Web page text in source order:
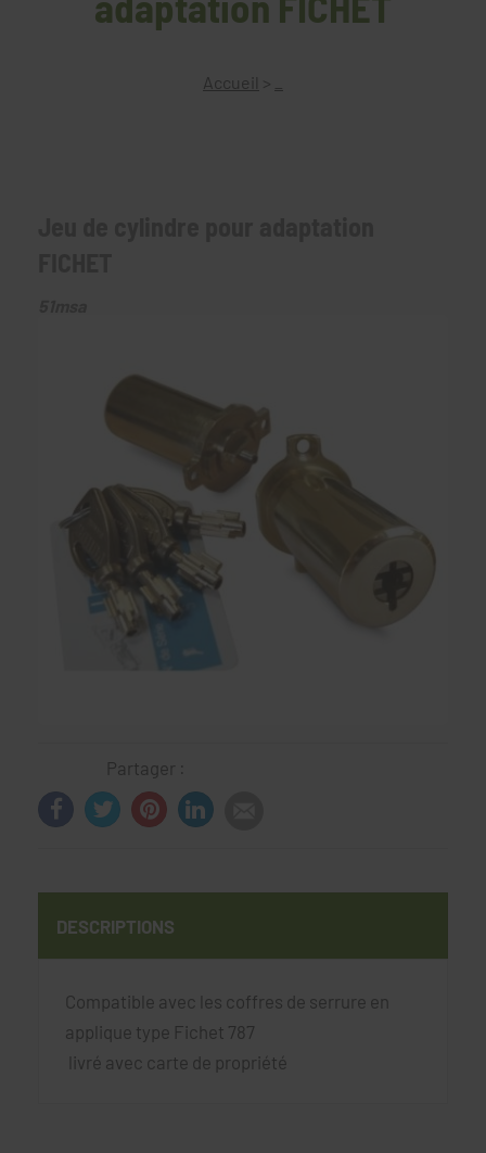
Accueil >
Partager :
DESCRIPTIONS
Compatible avec les coffres de serrure en
applique type Fichet 787
livré avec carte de propriété